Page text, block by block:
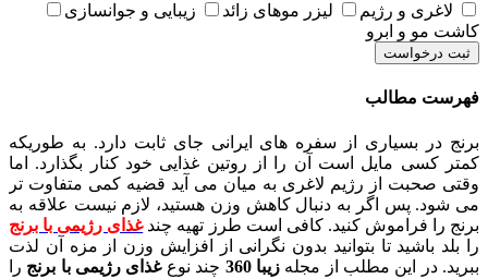
لاغری و رژیم لیزر موهای زائد
زیبایی و جوانسازی
کاشت مو و ابرو
ثبت درخواست
فهرست مطالب
برنج در بسیاری از سفره های ایرانی جای ثابت دارد. به طوریکه
کمتر کسی مایل است آن را از روتین غذایی خود کنار بگذارد. اما
وقتی صحبت از رژیم لاغری به میان می آید قضیه کمی متفاوت تر
می شود. پس اگر به دنبال کاهش وزن هستید، لازم نیست علاقه به
برنج را فراموش کنید. کافی است طرز تهیه چندغذای رژیمی با برنج
را بلد باشید تا بتوانید بدون نگرانی از افزایش وزن از مزه آن لذت
ببرید. در این مطلب از مجلهزیبا 360 چند نوعغذای رژیمی با برنج را